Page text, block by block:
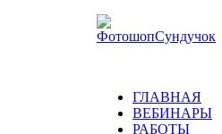
ГЛАВНАЯ
ВЕБИНАРЫ
РАБОТЫ